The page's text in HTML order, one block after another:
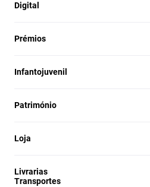
Digital
Prémios
Infantojuvenil
Património
Loja
Livrarias
Transportes